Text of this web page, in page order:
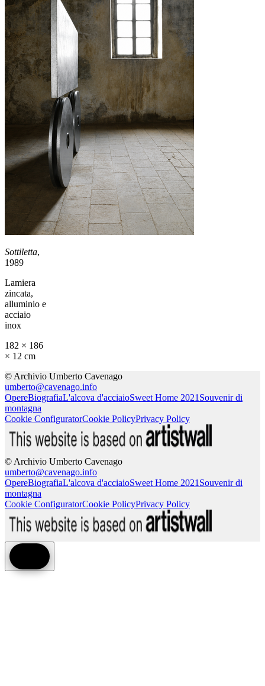
Sottiletta,
1989
Lamiera
zincata,
alluminio e
acciaio
inox
182 × 186
× 12 cm
© Archivio Umberto Cavenago
umberto@cavenago.info
OpereBiografiaL'alcova d'acciaioSweet Home 2021 Souvenir di
montagna
Cookie ConfiguratorCookie PolicyPrivacy Policy
© Archivio Umberto Cavenago
umberto@cavenago.info
OpereBiografiaL'alcova d'acciaioSweet Home 2021 Souvenir di
montagna
Cookie ConfiguratorCookie PolicyPrivacy Policy